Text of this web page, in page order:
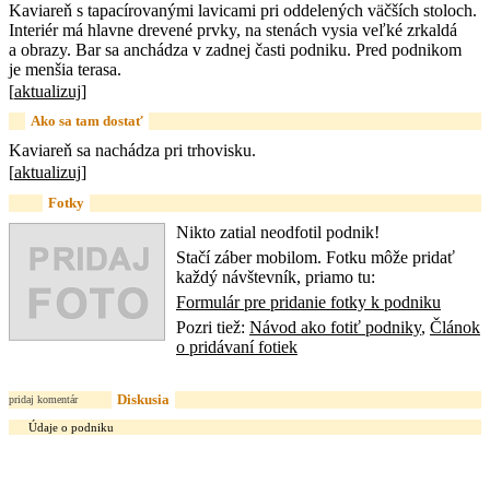
Kaviareň s tapacírovanými lavicami pri oddelených väčších stoloch.
Interiér má hlavne drevené prvky, na stenách vysia veľké zrkaldá
a obrazy. Bar sa anchádza v zadnej časti podniku. Pred podnikom
je menšia terasa.
[aktualizuj]
Ako sa tam dostať
Kaviareň sa nachádza pri trhovisku.
[aktualizuj]
Fotky
Nikto zatial neodfotil podnik!
Stačí záber mobilom. Fotku môže pridať
každý návštevník, priamo tu:
Formulár pre pridanie fotky k podniku
Pozri tiež: Návod ako fotiť podniky, Článok
o pridávaní fotiek
pridaj komentár Diskusia
Údaje o podniku